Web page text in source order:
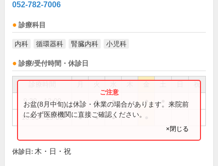
052-782-7006
診療科目
内科 循環器科 腎臓内科 小児科
診療/受付時間・休診日
祝
9:30～12:00 ● ● ● ●
16:30～19:00 ● ● ●
お盆(8月中旬)は休診・休業の場合があります。来院前
に必ず医療機関に直接ご確認ください。
×閉じる
休診日: 木・日・祝